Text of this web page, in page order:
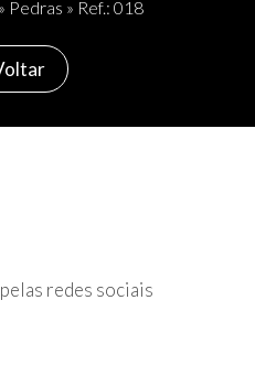
» Pedras » Ref.: 018
redes sociais